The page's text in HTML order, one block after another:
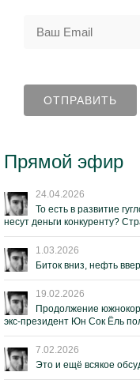
Прямой эфир
24.04.2026
То есть в развитие
несут деньги конкуренту?
1.03.2026
Биток вниз, нефть
19.02.2026
Продолжение
экс-президент Юн Сок Ёль
7.02.2026
Это и ещё всякое